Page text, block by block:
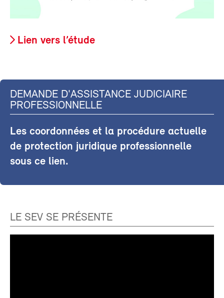
Lien vers l’étude
DEMANDE D'ASSISTANCE JUDICIAIRE
PROFESSIONNELLE
Les coordonnées et la procédure actuelle
de protection juridique professionnelle
sous ce lien.
LE SEV SE PRÉSENTE